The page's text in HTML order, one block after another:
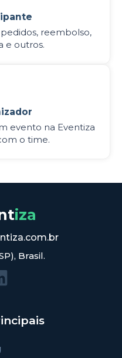
reembolso,
e outros.
evento na Eventiza
o time.
iza
Brasil.